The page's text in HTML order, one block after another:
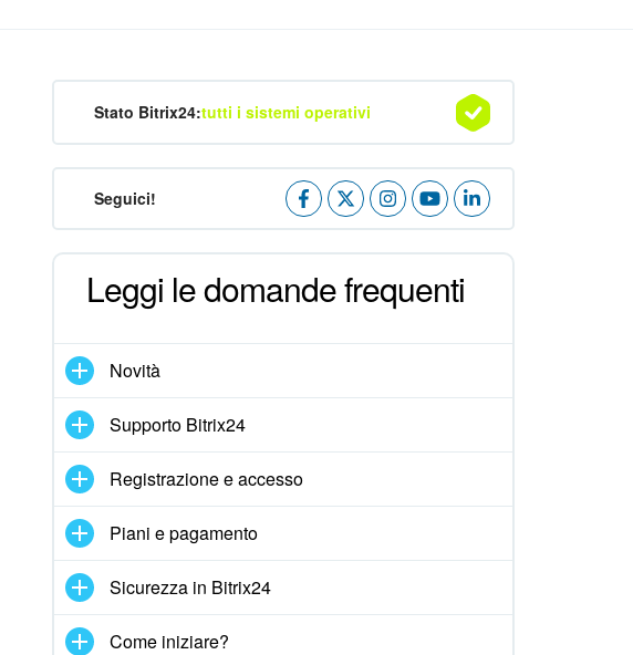
Stato Bitrix24:tutti i sistemi operativi
Seguici!
Leggi le domande frequenti
Novità
Supporto Bitrix24
Registrazione e accesso
Piani e pagamento
Sicurezza in Bitrix24
Come iniziare?